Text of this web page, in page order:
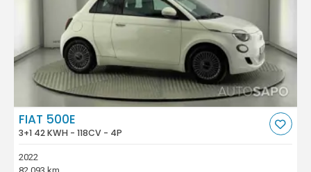
FIAT 500E
3+1 42 KWH - 118CV - 4P
2022